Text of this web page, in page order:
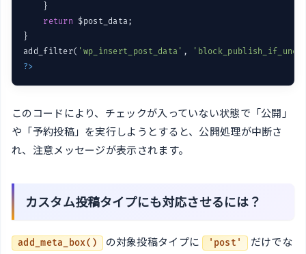
    }
return $post_data;
}
add_filter( 'wp_insert_post_data' ,
?>
このコードにより、チェックが入っていない状態で「公開」
や「予約投稿」を実行しようとすると、公開処理が中断さ
れ、注意メッセージが表示されます。
カスタム投稿タイプにも対応させるには？
add_meta_box() の対象投稿タイプに 'post'
だけでな